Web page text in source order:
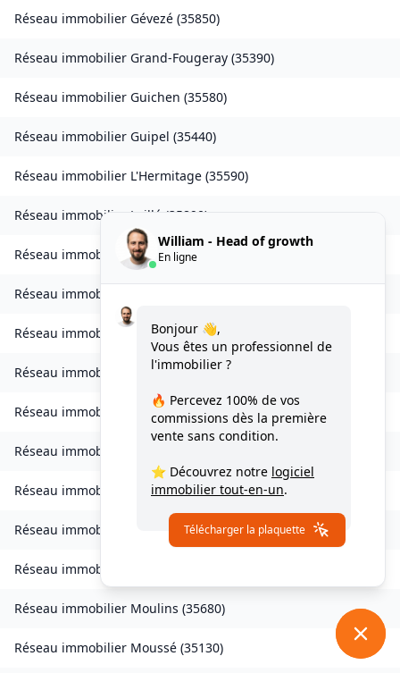
Réseau immobilier Gévezé (35850)
Réseau immobilier Grand-Fougeray (35390)
Réseau immobilier Guichen (35580)
Réseau immobilier Guipel (35440)
Réseau immobilier L'Hermitage (35590)
Réseau immobilier Laillé (35890)
Réseau immobilierLandavran(
Réseau immobilier
Réseau immobilier Lohéac(35550)
Réseau immobilier Longaulnay(35190
Réseau immobilier Loutehel(35330)
Réseau immobilier
Réseau immobilier Martigné-Ferchaud(35640
Réseau immobilier 35380)
Réseau immobilier
Réseau immobilier Moulins (35680)
Réseau immobilier Moussé (35130)
William - Head of growth
En ligne
Bonjour 👋,
Vous êtes un professionnel de
l'immobilier ?
🔥 Percevez 100% de vos
commissions dès la première
vente sans condition.
⭐ Découvrez notre logiciel
immobilier tout-en-un.
Télécharger la plaquette